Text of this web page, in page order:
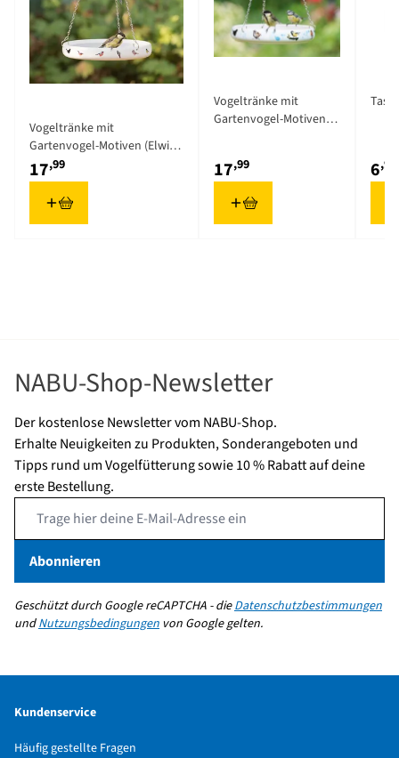
Garten.
Das Spiel findet sowohl in Fachkreisen als auch bei den
zahlreichen Kund*innen viel Anerkennung.
Vogeltränke mit
Gartenvogel-Motiven (Elwin
van der Kolk)
17,99
Vogeltränke mit
Gartenvogel-Motiven
17,99 6,99
NABU-Shop-Newsletter
Der kostenlose Newsletter vom NABU-Shop.
Erhalte Neuigkeiten zu Produkten, Sonderangeboten und
Tipps rund um Vogelfütterung sowie 10 % Rabatt auf deine
erste Bestellung.
Abonnieren
Geschützt durch Google reCAPTCHA - dieDatenschutzbestimmungen
undNutzungsbedingungen von Google gelten.
Kundenservice
Häufig gestellte Fragen